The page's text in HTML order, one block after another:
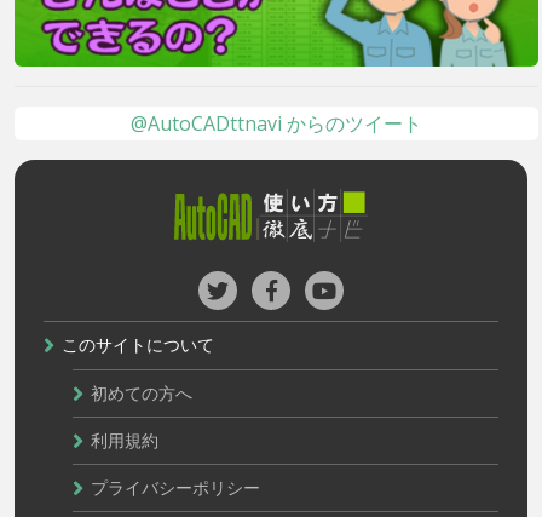
@AutoCADttnavi からのツイート
このサイトについて
初めての方へ
利用規約
プライバシーポリシー